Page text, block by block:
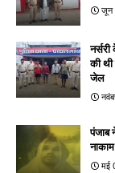
जून
की थी
जेल
पंजाब
मई